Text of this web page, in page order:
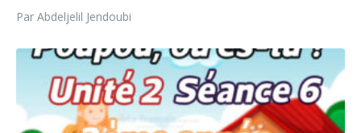
Par Abdeljelil Jendoubi